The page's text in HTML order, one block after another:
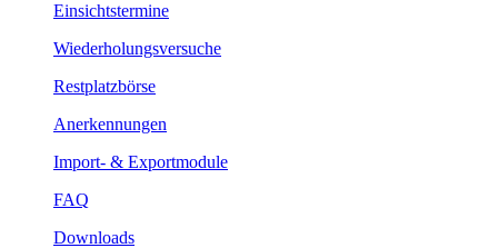
Einsichtstermine
Wiederholungsversuche
Restplatzbörse
Anerkennungen
Import- & Exportmodule
FAQ
Downloads